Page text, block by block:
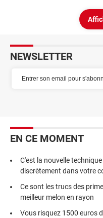
NEWSLETTER
EN CE MOMENT
C'est la nouvelle
discrètement dans votre
Ce sont les trucs des
meilleur melon en rayon
Vous risquez 1500 euros